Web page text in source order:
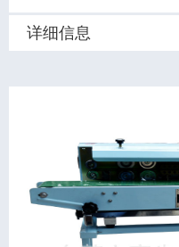
详细信息